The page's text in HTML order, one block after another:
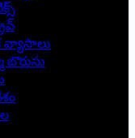
వ్యాసాలు